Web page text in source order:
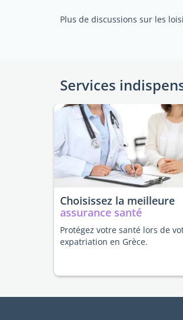
Plus de discussions sur les
Services
Choisissez la meilleure
assurance santé
Protégez votre santé lors de
expatriation en Grèce.